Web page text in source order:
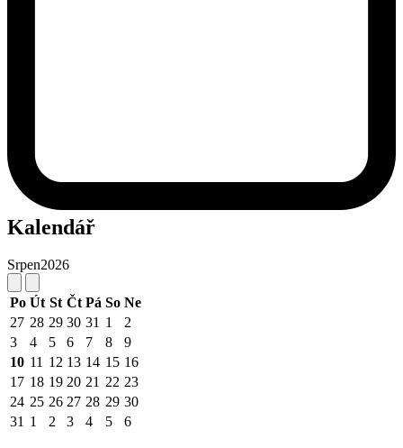
Kalendář
Srpen2026
Po Út St Čt Pá So Ne
27 28 29 30 31 1
2
3
4 5 6 7 8
9
10 11 12 13 14 15 16
17 18 19 20 21 22 23
24 25 26 27 28 29 30
31 1 2 3 4 5 6